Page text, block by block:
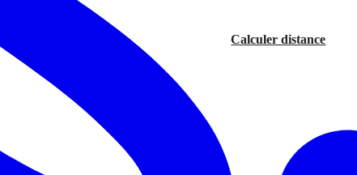
Calculer distance